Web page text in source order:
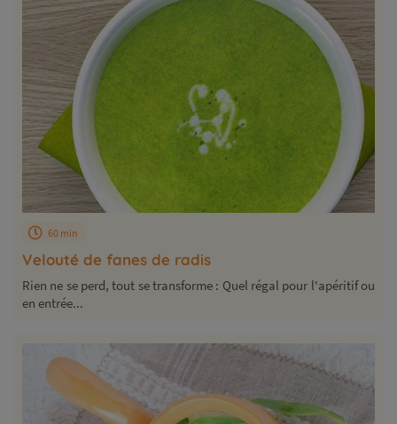
Velouté de fanes de radis
60 min
Rien ne se perd, tout se transforme : Quel régal pour l'apéritif ou
en entrée...